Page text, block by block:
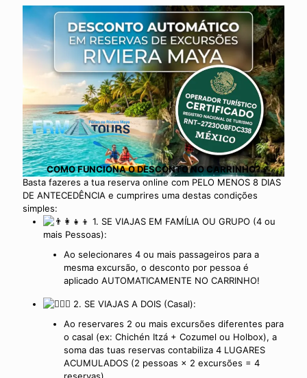
COMO FUNCIONA O DESCONTO NO CARRINHO?
Basta fazeres a tua reserva online com PELO MENOS 8 DIAS
DE ANTECEDÊNCIA e cumprires uma destas condições
simples:
1. SE VIAJAS EM FAMÍLIA OU GRUPO (4 ou
mais Pessoas):
Ao selecionares 4 ou mais passageiros para a
mesma excursão, o desconto por pessoa é
aplicado AUTOMATICAMENTE NO CARRINHO!
2. SE VIAJAS A DOIS (Casal):
Ao reservares 2 ou mais excursões diferentes para
o casal (ex: Chichén Itzá + Cozumel ou Holbox), a
soma das tuas reservas contabiliza 4 LUGARES
ACUMULADOS (2 pessoas × 2 excursões = 4